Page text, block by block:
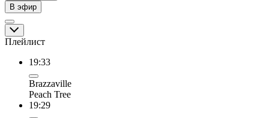
В эфир
Плейлист
19:33
Brazzaville
Peach Tree
19:29